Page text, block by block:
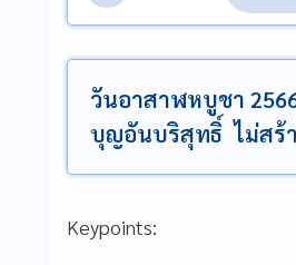
วันอาสาฬหบูชา
บุญอันบริสุทธิ์ ไม่สร้า
Keypoints: